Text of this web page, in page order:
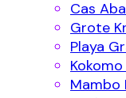
Cas
Grote
Playa
Mambo